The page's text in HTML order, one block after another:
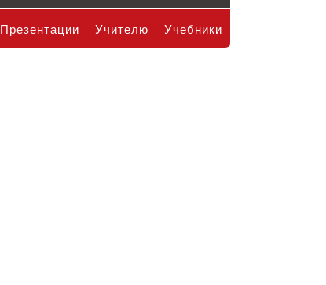
Учебники
Учителю
Презентации